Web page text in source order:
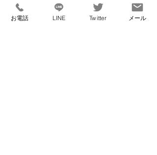
お電話 LINE Twitter メール